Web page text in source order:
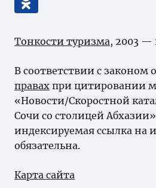
Тонкости туризма, 2003 —
В соответствии с законом
правах при цитировании
«Новости/Скоростной
Сочи со столицей
индексируемая ссылка на
обязательна.
Карта сайта